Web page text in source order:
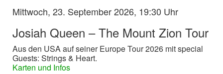
Mittwoch, 23. September 2026, 19:30 Uhr
Josiah Queen – The Mount Zion Tour
Aus den USA auf seiner Europe Tour 2026 mit special
Guests: Strings & Heart.
Karten und Infos